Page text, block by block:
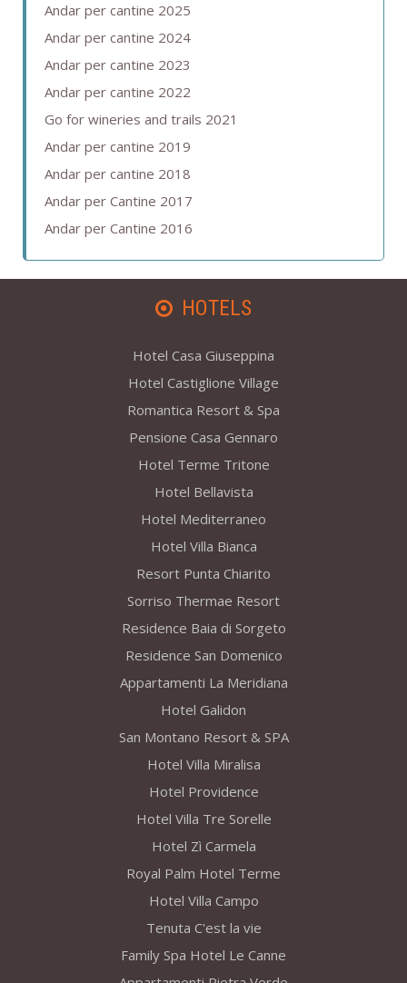
Andar per cantine 2025
Andar per cantine 2024
Andar per cantine 2023
Andar per cantine 2022
Go for wineries and trails 2021
Andar per cantine 2019
Andar per cantine 2018
Andar per Cantine 2017
Andar per Cantine 2016
HOTELS
Hotel Casa Giuseppina
Hotel Castiglione Village
Romantica Resort & Spa
Pensione Casa Gennaro
Hotel Terme Tritone
Hotel Bellavista
Hotel Mediterraneo
Hotel Villa Bianca
Resort Punta Chiarito
Sorriso Thermae Resort
Residence Baia di Sorgeto
Residence San Domenico
Appartamenti La Meridiana
Hotel Galidon
San Montano Resort & SPA
Hotel Villa Miralisa
Hotel Providence
Hotel Villa Tre Sorelle
Hotel Zì Carmela
Royal Palm Hotel Terme
Hotel Villa Campo
Tenuta C'est la vie
Family Spa Hotel Le Canne